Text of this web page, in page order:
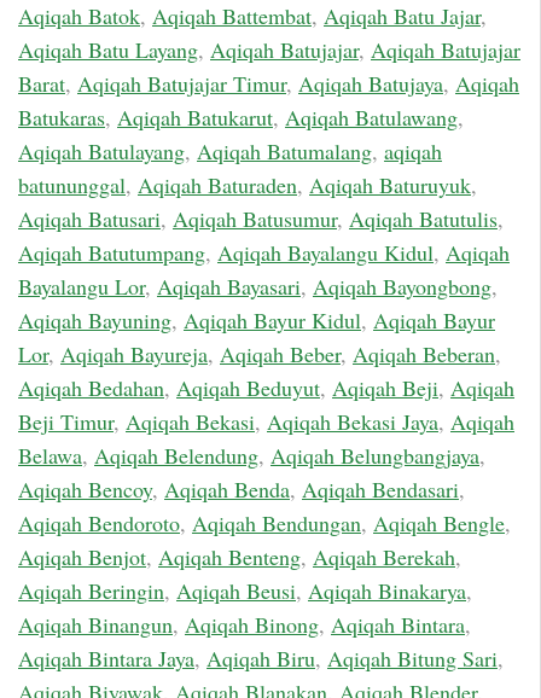
Aqiqah Batok, Aqiqah Battembat, Aqiqah Batu Jajar,
Aqiqah Batu Layang, Aqiqah Batujajar, Aqiqah Batujajar
Barat, Aqiqah Batujajar Timur, Aqiqah Batujaya, Aqiqah
Batukaras, Aqiqah Batukarut, Aqiqah Batulawang,
Aqiqah Batulayang, Aqiqah Batumalang, aqiqah
batununggal, Aqiqah Baturaden, Aqiqah Baturuyuk,
Aqiqah Batusari, Aqiqah Batusumur, Aqiqah Batutulis,
Aqiqah Batutumpang, Aqiqah Bayalangu Kidul, Aqiqah
Bayalangu Lor, Aqiqah Bayasari, Aqiqah Bayongbong,
Aqiqah Bayuning, Aqiqah Bayur Kidul, Aqiqah Bayur
Lor, Aqiqah Bayureja, Aqiqah Beber, Aqiqah Beberan,
Aqiqah Bedahan, Aqiqah Beduyut, Aqiqah Beji, Aqiqah
Beji Timur, Aqiqah Bekasi, Aqiqah Bekasi Jaya, Aqiqah
Belawa, Aqiqah Belendung, Aqiqah Belungbangjaya,
Aqiqah Bencoy, Aqiqah Benda, Aqiqah Bendasari,
Aqiqah Bendoroto, Aqiqah Bendungan, Aqiqah Bengle,
Aqiqah Benjot, Aqiqah Benteng, Aqiqah Berekah,
Aqiqah Beringin, Aqiqah Beusi, Aqiqah Binakarya,
Aqiqah Binangun, Aqiqah Binong, Aqiqah Bintara,
Aqiqah Bintara Jaya, Aqiqah Biru, Aqiqah Bitung Sari,